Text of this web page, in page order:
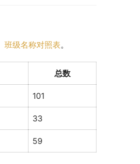
班级名称对照表。
总数
101
33
59